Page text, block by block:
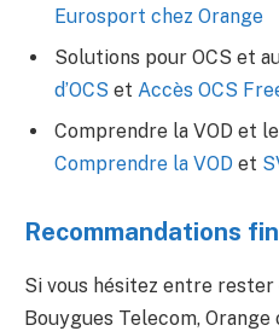
Eurosport chez Orange
Solutions pour OCS et
d’OCS et Accès OCS
Comprendre la VOD et
Comprendre la VOD et
Recommandations
Si vous hésitez entre
Bouygues Telecom, Orange